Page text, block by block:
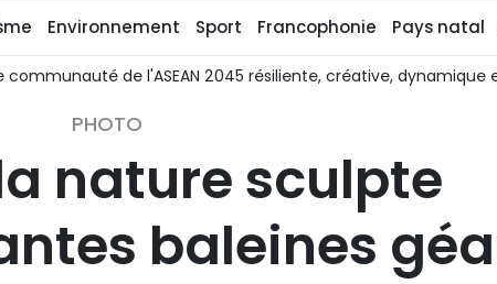
Environnement Sport Francophonie Pays natal
sur les citoyens [En images] Table ronde « Des
PHOTO
nature sculpte
baleines